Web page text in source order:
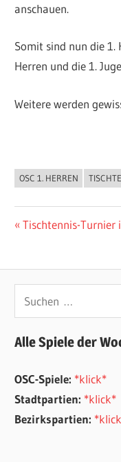
anschauen.
Somit sind nun die 1.
Herren und die 1.
Weitere werden
ALLGEMEIN
OSC 1. HERREN
Vorheriger
Tischtennis-Turnier
Alle Spiele der
OSC-Spiele: *klick*
Stadtpartien: *klick*
Bezirkspartien: